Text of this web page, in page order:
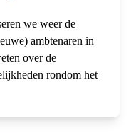
we weer de
ambtenaren in
over de
rondom het